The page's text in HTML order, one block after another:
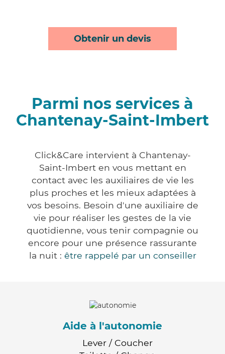
Obtenir un devis
Parmi nos services à
Chantenay-Saint-Imbert
Click&Care intervient à Chantenay-
Saint-Imbert en vous mettant en
contact avec les auxiliaires de vie les
plus proches et les mieux adaptées à
vos besoins. Besoin d'une auxiliaire de
vie pour réaliser les gestes de la vie
quotidienne, vous tenir compagnie ou
encore pour une présence rassurante
la nuit : être rappelé par un conseiller
Aide à l'autonomie
Lever / Coucher